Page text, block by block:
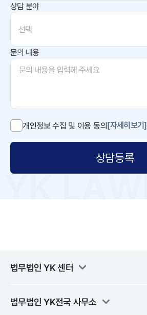
상담 분야
선택
문의 내용
개인정보 수집 및 이용 동의[자세히보기]
상담등록
법무법인 YK센터
법무법인 YK전국 사무소